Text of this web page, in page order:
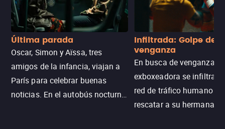
Última parada
Oscar, Simon y Aïssa, tres
amigos de la infancia, viajan a
París para celebrar buenas
noticias. En el autobús nocturno
Infiltrada: Golpe de
venganza
En busca de venganza,
exboxeadora se infiltra
red de tráfico humano
rescatar a su hermana